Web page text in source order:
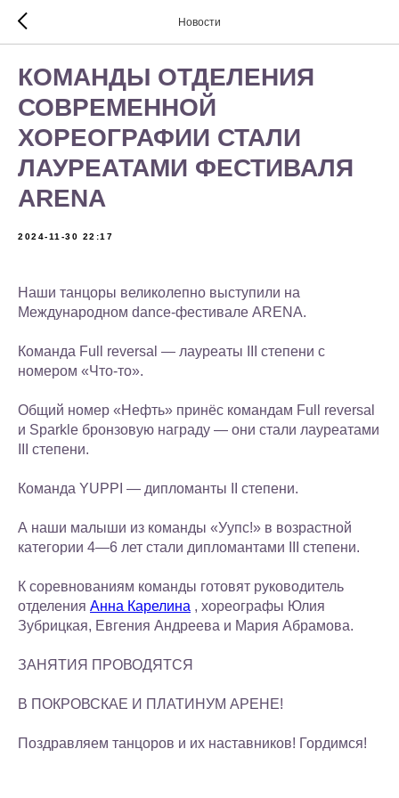
Новости
КОМАНДЫ ОТДЕЛЕНИЯ
СОВРЕМЕННОЙ
ХОРЕОГРАФИИ СТАЛИ
ЛАУРЕАТАМИ ФЕСТИВАЛЯ
ARENA
2024-11-30 22:17
Наши танцоры великолепно выступили на
Международном dance-фестивале ARENA.
Команда Full reversal — лауреаты III степени с
номером «Что-то».
Общий номер «Нефть» принёс командам Full reversal
и Sparkle бронзовую награду — они стали лауреатами
III степени.
Команда YUPPI — дипломанты II степени.
А наши малыши из команды «Уупс!» в возрастной
категории 4—6 лет стали дипломантами III степени.
К соревнованиям команды готовят руководитель
отделения Анна Карелина , хореографы Юлия
Зубрицкая, Евгения Андреева и Мария Абрамова.
ЗАНЯТИЯ ПРОВОДЯТСЯ
В ПОКРОВСКАЕ И ПЛАТИНУМ АРЕНЕ!
Поздравляем танцоров и их наставников! Гордимся!